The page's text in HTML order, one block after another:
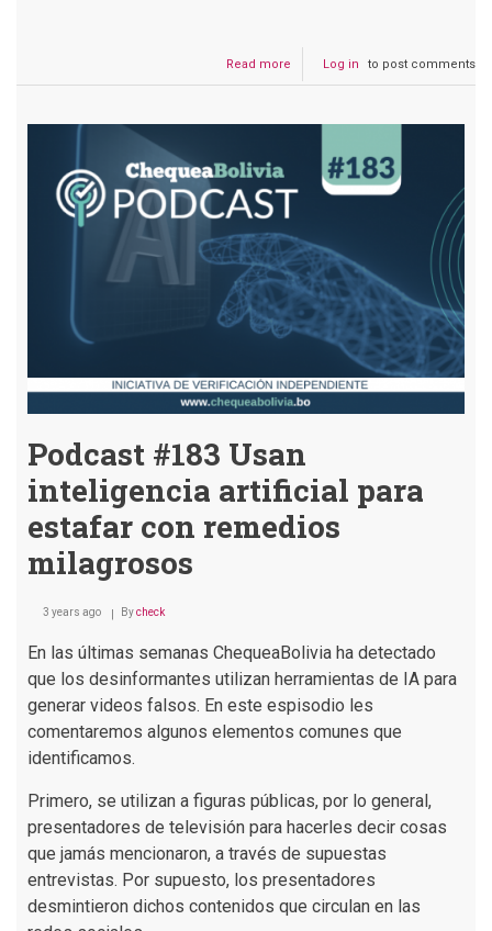
Read more
Podcast
estafa
en
ATT
habilita
una
plataforma
Log in to post comments
Podcast #183 Usan
inteligencia artificial para
estafar con remedios
milagrosos
3 years ago Bycheck
En las últimas semanas ChequeaBolivia ha detectado
que los desinformantes utilizan herramientas de IA para
generar videos falsos. En este espisodio les
comentaremos algunos elementos comunes que
identificamos.
Primero, se utilizan a figuras públicas, por lo general,
presentadores de televisión para hacerles decir cosas
que jamás mencionaron, a través de supuestas
entrevistas. Por supuesto, los presentadores
desmintieron dichos contenidos que circulan en las